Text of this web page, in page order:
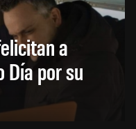
a
Día por su